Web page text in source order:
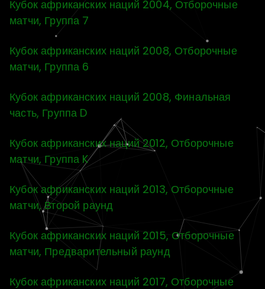
Кубок африканских наций 2004, Отборочные
матчи, Группа 7
Кубок африканских наций 2008, Отборочные
матчи, Группа 6
Кубок африканских наций 2008, Финальная
часть, Группа D
Кубок африканских наций 2012, Отборочные
матчи, Группа K
Кубок африканских наций 2013, Отборочные
матчи, Второй раунд
Кубок африканских наций 2015, Отборочные
матчи, Предварительный раунд
Кубок африканских наций 2017, Отборочные